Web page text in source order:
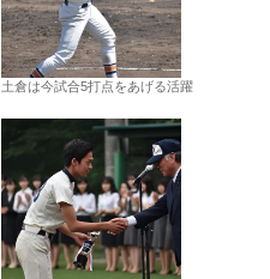
土倉は今試合5打点をあげる活躍